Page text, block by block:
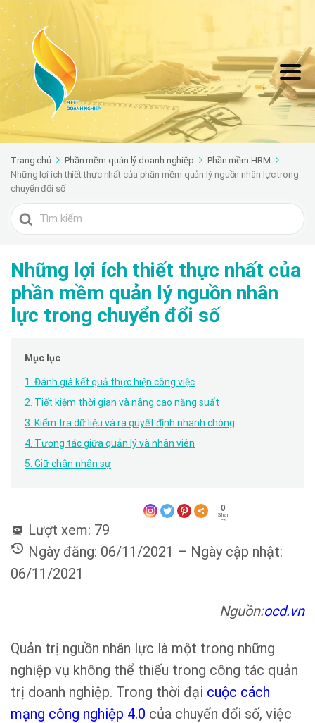
Trang chủ Phần mềm quản lý doanh nghiệp
Phần mềm HRM
Những lợi ích thiết thực nhất của phần mềm quản lý nguồn nhân lực trong
chuyển đổi số
Search
For
Những lợi ích thiết thực nhất của
phần mềm quản lý nguồn nhân
lực trong chuyển đổi số
Mục lục
1. Đánh giá kết quả thực hiện công việc
2. Tiết kiệm thời gian và nâng cao năng suất
3. Kiểm tra dữ liệu và ra quyết định nhanh chóng
4. Tương tác giữa quản lý và nhân viên
5. Giữ chân nhân sự
0
Shar
es
Lượt xem: 79
Ngày đăng: 06/11/2021 – Ngày cập nhật:
06/11/2021
Nguồn:ocd.vn
Quản trị nguồn nhân lực là một trong những
nghiệp vụ không thể thiếu trong công tác quản
trị doanh nghiệp. Trong thời đại cuộc cách
mạng công nghiệp 4.0 của chuyển đổi số, việc